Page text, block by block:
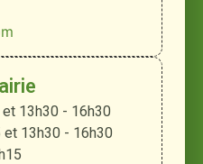
13h30 - 16h30
et 13h30 - 16h30